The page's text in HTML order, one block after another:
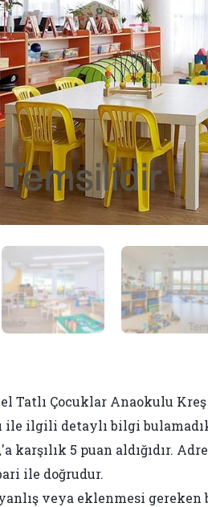
Tatlı Çocuklar Anaokulu
ile ilgili detaylı bilgi
karşılık 5 puan aldığıdır.
ile doğrudur.
veya eklenmesi